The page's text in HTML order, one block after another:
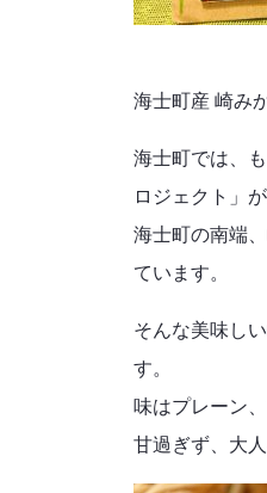
海士町産 崎み
海士町では、
ロジェクト」
海士町の南端
ています。
そんな美味し
す。
味はプレーン
甘過ぎず、大